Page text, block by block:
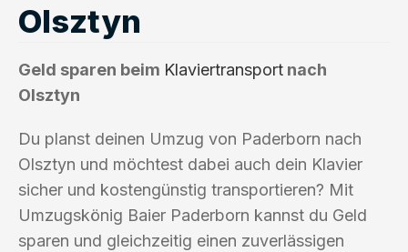
Olsztyn
Geld sparen beim Klaviertransport nach
Olsztyn
Du planst deinen Umzug von Paderborn nach
Olsztyn und möchtest dabei auch dein Klavier
sicher und kostengünstig transportieren? Mit
Umzugskönig Baier Paderborn kannst du Geld
sparen und gleichzeitig einen zuverlässigen